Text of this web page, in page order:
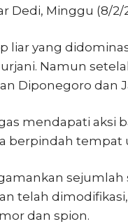
Dedi, Minggu (8/2/
liar yang
Namun
Diponegoro dan
mendapati aksi
berpindah
sejumlah
telah
dan spion.